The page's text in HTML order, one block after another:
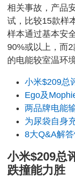
相关事故，产品
试，比较15款样
样本通过基本安
90%或以上，而
的电能较室温环
小米$209总
Ego及
两品牌电能
为尿袋自身
8大Q&A解
小米$209总
跌撞能力胜